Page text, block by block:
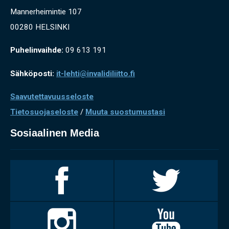
Mannerheimintie 107
00280 HELSINKI
Puhelinvaihde: 09 613 191
Sähköposti: it-lehti@invalidiliitto.fi
Saavutettavuusseloste
Tietosuojaseloste / Muuta suostumustasi
Sosiaalinen Media
Facebookissa
Twitterissä
Invalidiliitto
Instagramissa
Youtubessa